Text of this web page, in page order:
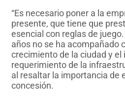
“Es necesario poner a la
presente, que tiene que
esencial con reglas de
años no se ha acompañado
crecimiento de la ciudad y el
requerimiento de la
al resaltar la importancia de
concesión.